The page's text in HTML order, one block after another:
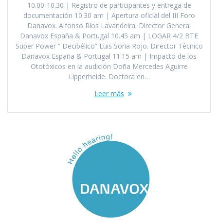
10.00-10.30 | Registro de participantes y entrega de
documentación 10.30 am | Apertura oficial del III Foro
Danavox. Alfonso Ríos Lavandeira. Director General
Danavox España & Portugal 10.45 am | LOGAR 4/2 BTE
Super Power “ Decibélico” Luis Soria Rojo. Director Técnico
Danavox España & Portugal 11.15 am | Impacto de los
Ototóxicos en la audición Doña Mercedes Aguirre
Lipperheide. Doctora en…
Leer más